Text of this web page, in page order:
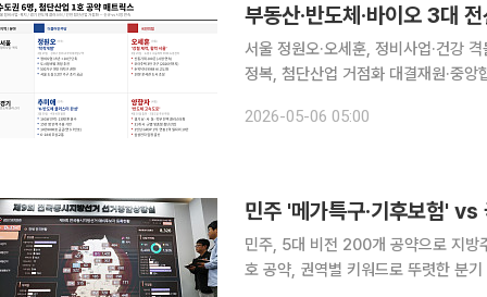
서울 정원오·오세훈, 정비사업·건강
정복, 첨단산업 거점화 대결재원·중앙협조 실현가능
있게 되는 경쟁적 정치체제다. 광역단
2026-05-06 05:00
민주, 5대 비전 200개 공약으로 지방
호 공약, 권역별 키워드로 뚜렷한 분기 6·3 지방선거가 한 달 앞으로 다가왔다. 민주주의는 각 정당